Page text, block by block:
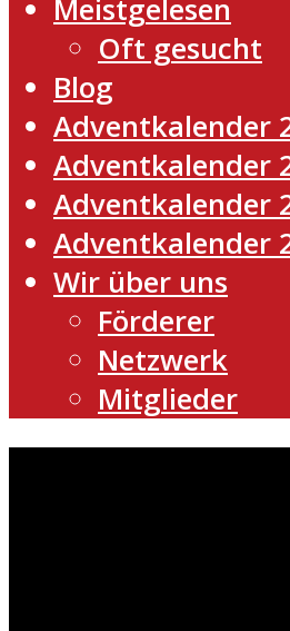
Meistgelesen
Oft gesucht
Blog
Adventkalender
Adventkalender
Adventkalender
Adventkalender
Wir über uns
Förderer
Netzwerk
Mitglieder